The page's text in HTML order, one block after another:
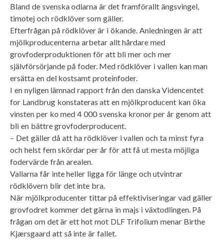
Bland de svenska odlarna är det framförallt ängsvingel,
timotej och rödklöver som gäller.
Efterfrågan på rödklöver är i ökande. Anledningen är att
mjölkproducenterna arbetar allt hårdare med
grovfoderproduktionen för att bli mer och mer
självförsörjande på foder. Med rödklöver i vallen kan man
ersätta en del kostsamt proteinfoder.
I en nyligen lämnad rapport från den danska Videncentet
for Landbrug konstateras att en mjölkproducent kan öka
vinsten per ko med 4 000 svenska kronor per år genom att
bli en bättre grovfoderproducent.
– Det gäller då att ha rödklöver i vallen och ta minst fyra
och helst fem skördar per år för att få ut mesta möjliga
fodervärde från arealen.
Vallarna får inte heller ligga för länge och utvintrar
rödklövern blir det inte bra.
När mjölkproducenter tittar på effektiviseringar vad gäller
grovfodret kommer det gärna in majs i växtodlingen. På
frågan om det är ett hot mot DLF Trifolium menar Birthe
Kjærsgaard att så inte är fallet.